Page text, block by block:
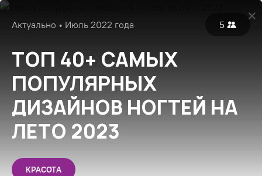
Войти
Актуально • Июль 2022 года 5
ТОП 40+ САМЫХ
ПОПУЛЯРНЫХ
ДИЗАЙНОВ НОГТЕЙ НА
ЛЕТО 2023
КРАСОТА